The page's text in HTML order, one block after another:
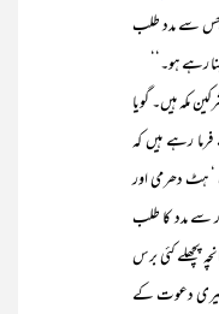
جس سے مدد طلب
رہے ہو۔‘‘
ہیں۔ گویا
رہے ہیں کہ
‘ ہٹ دھرمی اور
سے مدد کا طلب
پچھلے کئی برس
دعوت کے